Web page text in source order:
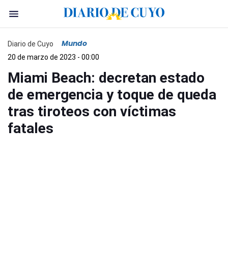
Diario de Cuyo Mundo
20 de marzo de 2023 - 00:00
Miami Beach: decretan estado
de emergencia y toque de queda
tras tiroteos con víctimas
fatales